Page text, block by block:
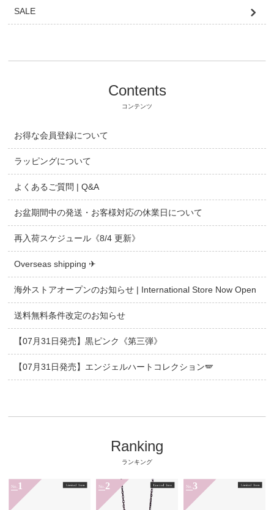
SALE
Contents
コンテンツ
お得な会員登録について
ラッピングについて
よくあるご質問 | Q&A
お盆期間中の発送・お客様対応の休業日について
再入荷スケジュール《8/4 更新》
Overseas shipping ✈
海外ストアオープンのお知らせ | International Store Now Open
送料無料条件改定のお知らせ
【07月31日発売】黒ピンク《第三弾》
【07月31日発売】エンジェルハートコレクション🪽
Ranking
ランキング
No. 1 No. 2 No. 3